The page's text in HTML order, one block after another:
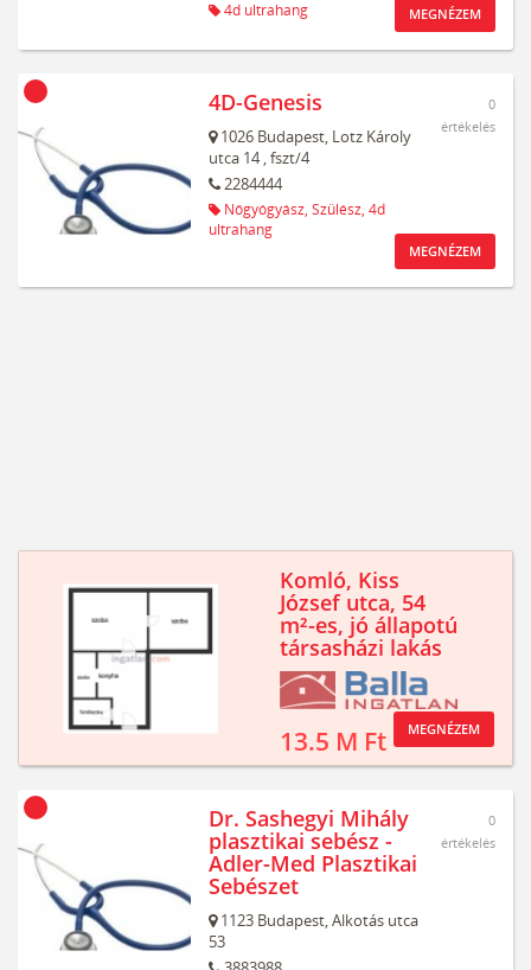
4d ultrahang MEGNÉZEM
4D-Genesis
1026 Budapest, Lotz Károly
utca 14, fszt/4
2284444
Nőgyógyász, Szülész, 4d
ultrahang
0
értékelés
MEGNÉZEM
Komló, Kiss
József utca, 54
m²-es, jó állapotú
társasházi lakás
13.5 M Ft MEGNÉZEM
Dr. Sashegyi Mihály
plasztikai sebész -
Adler-Med Plasztikai
Sebészet
1123 Budapest,Alkotás utca
53
0
értékelés